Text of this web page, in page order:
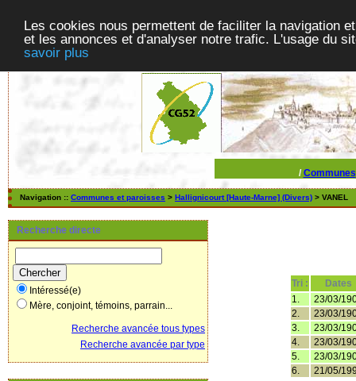
Les cookies nous permettent de faciliter la navigation
et les annonces et d'analyser notre trafic. L'usage du
savoir plus
/Communes
Navigation :: Communes et paroisses > Hallignicourt [Haute-Marne] (Divers) > VANEL
Recherche directe
Intéressé(e)
Mère, conjoint, témoins, parrain...
Recherche avancée tous types
Recherche avancée par type
Tri :
Dates
1.
23/03/
2.
23/03/
3.
23/03/
4.
23/03/
5.
23/03/
6.
21/05/